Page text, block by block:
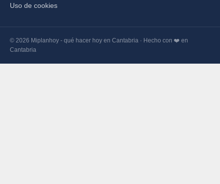
Uso de cookies
© 2026 Miplanhoy - qué hacer hoy en Cantabria · Hecho con ❤️ en
Cantabria